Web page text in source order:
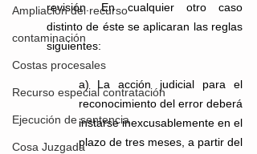
Ampliación del recurso
contaminación
Costas procesales
Recurso especial contratación
Ejecución de sentencia
Cosa Juzgada
revisión. En cualquier otro caso
distinto de éste se aplicaran las reglas
siguientes:
a) La acción judicial para el
reconocimiento del error deberá
instarse inexcusablemente en el
plazo de tres meses, a partir del